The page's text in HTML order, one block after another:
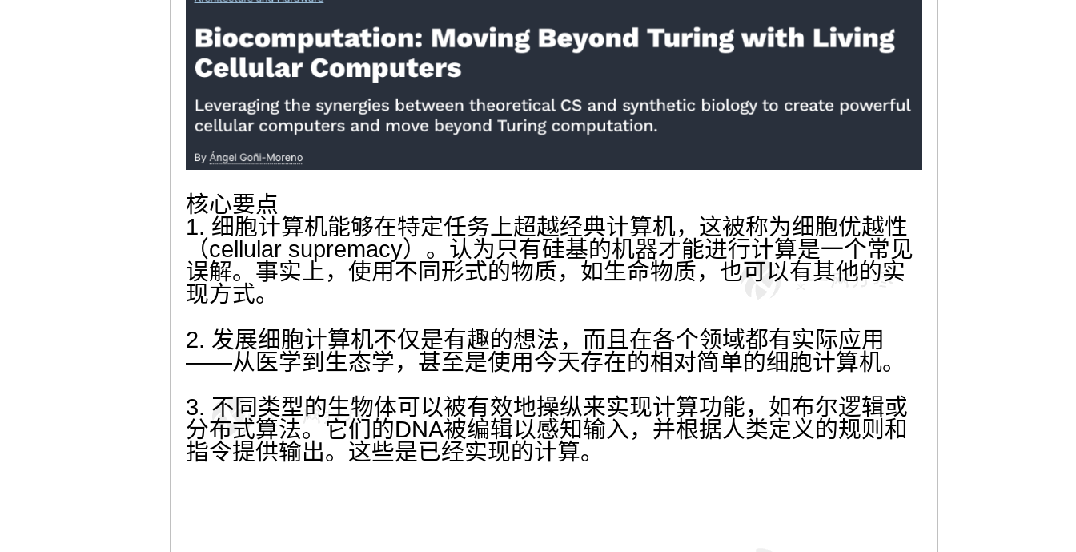
核心要点
1. 细胞计算机能够在特定任务上超越经典计算机，这被称为细胞优越性
（cellular supremacy）。认为只有硅基的机器才能进行计算是一个常见
误解。事实上，使用不同形式的物质，如生命物质，也可以有其他的实
现方式。
2. 发展细胞计算机不仅是有趣的想法，而且在各个领域都有实际应用
——从医学到生态学，甚至是使用今天存在的相对简单的细胞计算机。
3. 不同类型的生物体可以被有效地操纵来实现计算功能，如布尔逻辑或
分布式算法。它们的DNA被编辑以感知输入，并根据人类定义的规则和
指令提供输出。这些是已经实现的计算。